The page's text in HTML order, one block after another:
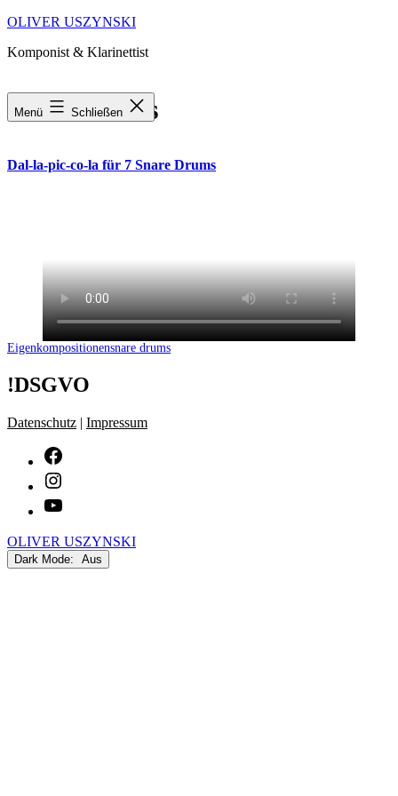
Zum
springen
OLIVER USZYNSKI
Komponist & Klarinettist
Menü Schließen
snare drums
Dal-la-pic-co-la für 7 Snare Drums
Kategorisiert
EigenkompositionenVerschlagwortet
snare drums
!DSGVO
Datenschutz | Impressum
OLIVER USZYNSKI
Dark Mode: